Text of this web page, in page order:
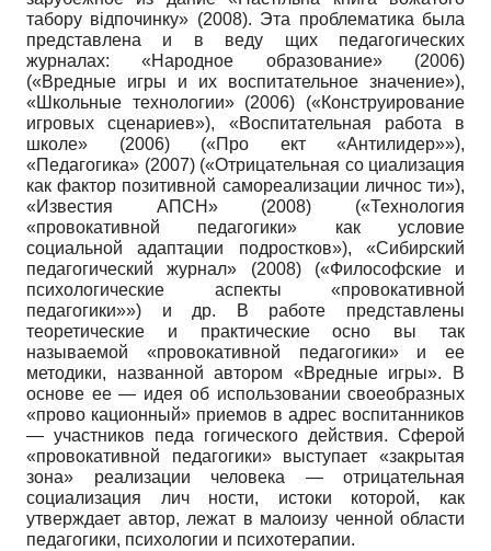
табору вiдпочинку» (2008). Эта проблематика была
представлена и в веду щих педагогических
журналах: «Народное образование» (2006)
(«Вредные игры и их воспитательное значение»),
«Школьные технологии» (2006) («Конструирование
игровых сценариев»), «Воспитательная работа в
школе» (2006) («Про ект «Антилидер»»),
«Педагогика» (2007) («Отрицательная со циализация
как фактор позитивной самореализации личнос ти»),
«Известия АПСН» (2008) («Технология
«провокативной педагогики» как условие
социальной адаптации подростков»), «Сибирский
педагогический журнал» (2008) («Философские и
психологические аспекты «провокативной
педагогики»») и др. В работе представлены
теоретические и практические осно вы так
называемой «провокативной педагогики» и ее
методики, названной автором «Вредные игры». В
основе ее — идея об использовании своеобразных
«прово кационный» приемов в адрес воспитанников
— участников педа гогического действия. Сферой
«провокативной педагогики» выступает «закрытая
зона» реализации человека — отрицательная
социализация лич ности, истоки которой, как
утверждает автор, лежат в малоизу ченной области
педагогики, психологии и психотерапии.